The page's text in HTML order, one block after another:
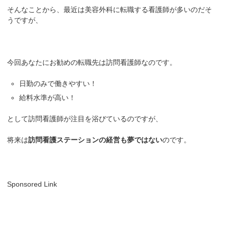
そんなことから、最近は美容外科に転職する看護師が多いのだそ
うですが、
今回あなたにお勧めの転職先は訪問看護師なのです。
日勤のみで働きやすい！
給料水準が高い！
として訪問看護師が注目を浴びているのですが、
将来は訪問看護ステーションの経営も夢ではないのです。
Sponsored Link